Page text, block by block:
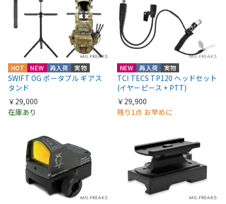
HOT NEW 再入荷 実物
SWIFT OG ポータブル ギアス
タンド
￥29,000
在庫あり
NEW 再入荷 実物
TCI TECS TP120 ヘッドセット
(イヤーピース + PTT)
￥29,900
残り1点 お早めに